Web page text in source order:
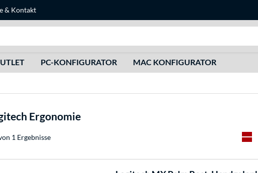
& Kontakt
PC-KONFIGURATOR MAC KONFIGURATOR
Ergonomie
1 Ergebnisse